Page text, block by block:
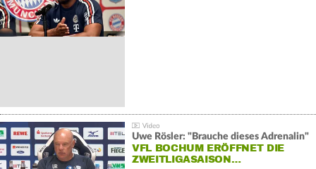
Uwe Rösler: "Brauche dieses Adrenalin"
VFL BOCHUM ERÖFFNET DIE
ZWEITLIGASAISON…